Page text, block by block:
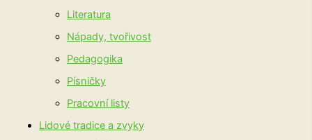
Literatura
Nápady, tvořivost
Pedagogika
Písničky
Pracovní listy
Lidové tradice a zvyky